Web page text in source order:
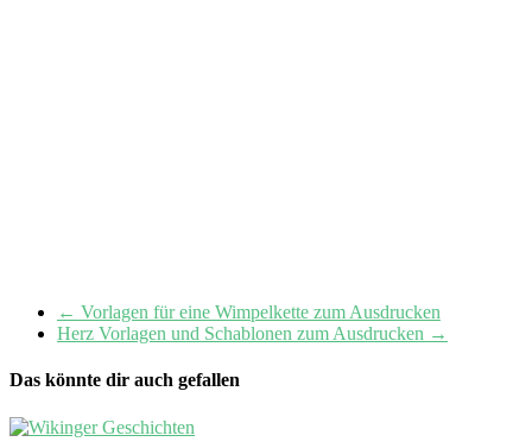
← Vorlagen für eine Wimpelkette zum Ausdrucken
Herz Vorlagen und Schablonen zum Ausdrucken →
Das könnte dir auch gefallen